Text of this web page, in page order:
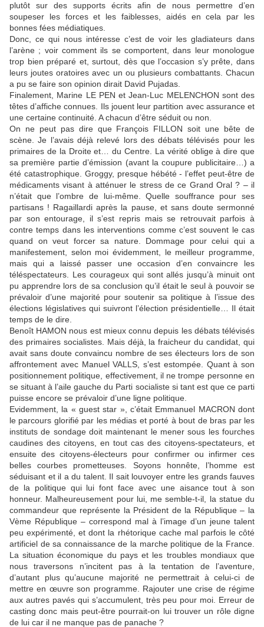
plutôt sur des supports écrits afin de nous permettre d’en
soupeser les forces et les faiblesses, aidés en cela par les
bonnes fées médiatiques.
Donc, ce qui nous intéresse c’est de voir les gladiateurs dans
l’arène ; voir comment ils se comportent, dans leur monologue
trop bien préparé et, surtout, dès que l’occasion s’y prête, dans
leurs joutes oratoires avec un ou plusieurs combattants. Chacun
a pu se faire son opinion dirait David Pujadas.
Finalement, Marine LE PEN et Jean-Luc MELENCHON sont des
têtes d’affiche connues. Ils jouent leur partition avec assurance et
une certaine continuité. A chacun d’être séduit ou non.
On ne peut pas dire que François FILLON soit une bête de
scène. Je l’avais déjà relevé lors des débats télévisés pour les
primaires de la Droite et… du Centre. La vérité oblige à dire que
sa première partie d’émission (avant la coupure publicitaire…) a
été catastrophique. Groggy, presque hébété - l’effet peut-être de
médicaments visant à atténuer le stress de ce Grand Oral ? – il
n’était que l’ombre de lui-même. Quelle souffrance pour ses
partisans ! Ragaillardi après la pause, et sans doute sermonné
par son entourage, il s’est repris mais se retrouvait parfois à
contre temps dans les interventions comme c’est souvent le cas
quand on veut forcer sa nature. Dommage pour celui qui a
manifestement, selon moi évidemment, le meilleur programme,
mais qui a laissé passer une occasion d’en convaincre les
téléspectateurs. Les courageux qui sont allés jusqu’à minuit ont
pu apprendre lors de sa conclusion qu’il était le seul à pouvoir se
prévaloir d’une majorité pour soutenir sa politique à l’issue des
élections législatives qui suivront l’élection présidentielle… Il était
temps de le dire.
Benoît HAMON nous est mieux connu depuis les débats télévisés
des primaires socialistes. Mais déjà, la fraicheur du candidat, qui
avait sans doute convaincu nombre de ses électeurs lors de son
affrontement avec Manuel VALLS, s’est estompée. Quant à son
positionnement politique, effectivement, il ne trompe personne en
se situant à l’aile gauche du Parti socialiste si tant est que ce parti
puisse encore se prévaloir d’une ligne politique.
Evidemment, la « guest star », c’était Emmanuel MACRON dont
le parcours glorifié par les médias et porté à bout de bras par les
instituts de sondage doit maintenant le mener sous les fourches
caudines des citoyens, en tout cas des citoyens-spectateurs, et
ensuite des citoyens-électeurs pour confirmer ou infirmer ces
belles courbes prometteuses. Soyons honnête, l’homme est
séduisant et il a du talent. Il sait louvoyer entre les grands fauves
de la politique qui lui font face avec une aisance tout à son
honneur. Malheureusement pour lui, me semble-t-il, la statue du
commandeur que représente la Président de la République – la
Vème République – correspond mal à l’image d’un jeune talent
peu expérimenté, et dont la rhétorique cache mal parfois le côté
artificiel de sa connaissance de la marche politique de la France.
La situation économique du pays et les troubles mondiaux que
nous traversons n’incitent pas à la tentation de l’aventure,
d’autant plus qu’aucune majorité ne permettrait à celui-ci de
mettre en œuvre son programme. Rajouter une crise de régime
aux autres pavés qui s’accumulent, très peu pour moi. Erreur de
casting donc mais peut-être pourrait-on lui trouver un rôle digne
de lui car il ne manque pas de panache ?